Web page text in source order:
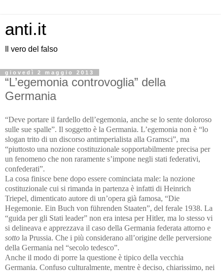
anti.it
Il vero del falso
giovedì 2 maggio 2013
“L’egemonia controvoglia” della
Germania
“Deve portare il fardello dell’egemonia, anche se lo sente doloroso
sulle sue spalle”. Il soggetto è la Germania. L’egemonia non è “lo
slogan trito di un discorso antimperialista alla Gramsci”, ma
“piuttosto una nozione costituzionale sopportabilmente precisa per
un fenomeno che non raramente s’impone negli stati federativi,
confederati”.
La cosa finisce bene dopo essere cominciata male: la nozione
costituzionale cui si rimanda in partenza è infatti di Heinrich
Triepel, dimenticato autore di un’opera già famosa, “Die
Hegemonie. Ein Buch von führenden Staaten”, del ferale 1938. La
“guida per gli Stati leader” non era intesa per Hitler, ma lo stesso vi
si delineava e apprezzava il caso della Germania federata attorno e
sotto la Prussia. Che i più considerano all’origine delle perversione
della Germania nel “secolo tedesco”.
Anche il modo di porre la questione è tipico della vecchia
Germania. Confuso culturalmente, mentre è deciso, chiarissimo, nei